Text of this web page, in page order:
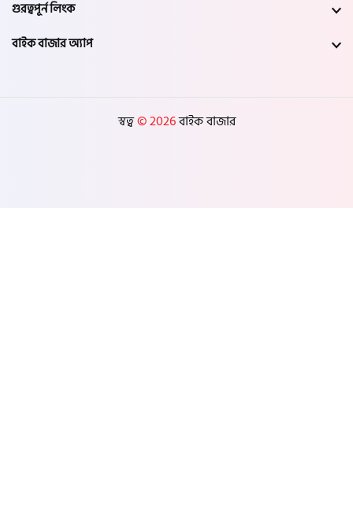
যশোর
গুরত্বপূর্ন লিংক
বাইক বাজার অ্যাপ
স্বত্ব© 2026বাইক বাজার